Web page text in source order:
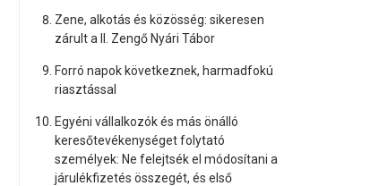
Zene, alkotás és közösség: sikeresen
zárult a II. Zengő Nyári Tábor
Forró napok következnek, harmadfokú
riasztással
Egyéni vállalkozók és más önálló
keresőtevékenységet folytató
személyek: Ne felejtsék el módosítani a
járulékfizetés összegét, és első